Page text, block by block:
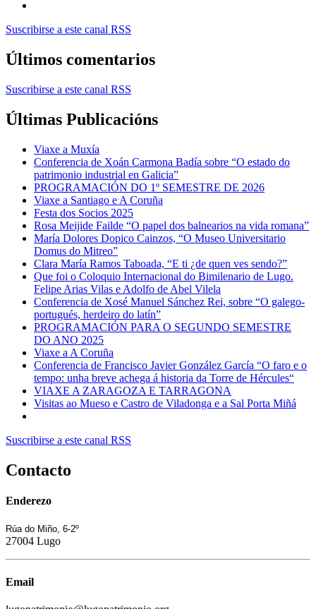
Suscribirse a este canal RSS
Últimos comentarios
Suscribirse a este canal RSS
Últimas Publicacións
Viaxe a Muxía
Conferencia de Xoán Carmona Badía sobre “O estado do
patrimonio industrial en Galicia”
PROGRAMACIÓN DO 1º SEMESTRE DE 2026
Viaxe a Santiago e A Coruña
Festa dos Socios 2025
Rosa Meijide Failde “O papel dos balnearios na vida romana”
María Dolores Dopico Cainzos, “O Museo Universitario
Domus do Mitreo”
Clara María Ramos Taboada, “E ti ¿de quen ves sendo?”
Que foi o Coloquio Internacional do Bimilenario de Lugo.
Felipe Arias Vilas e Adolfo de Abel Vilela
Conferencia de Xosé Manuel Sánchez Rei, sobre “O galego-
portugués, herdeiro do latín”
PROGRAMACIÓN PARA O SEGUNDO SEMESTRE
DO ANO 2025
Viaxe a A Coruña
Conferencia de Francisco Javier González García “O faro e o
tempo: unha breve achega á historia da Torre de Hércules“
VIAXE A ZARAGOZA E TARRAGONA
Visitas ao Mueso e Castro de Viladonga e a Sal Porta Miñá
Suscribirse a este canal RSS
Contacto
Enderezo
Rúa do Miño, 6-2º
27004 Lugo
Email